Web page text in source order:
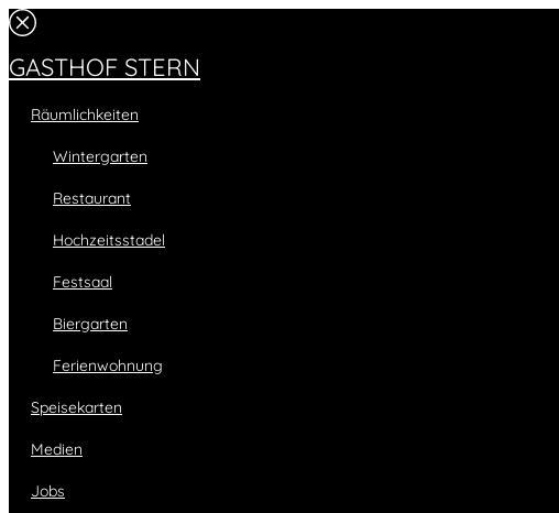
GASTHOF STERN
Räumlichkeiten
Wintergarten
Restaurant
Hochzeitsstadel
Festsaal
Biergarten
Ferienwohnung
Speisekarten
Medien
Jobs